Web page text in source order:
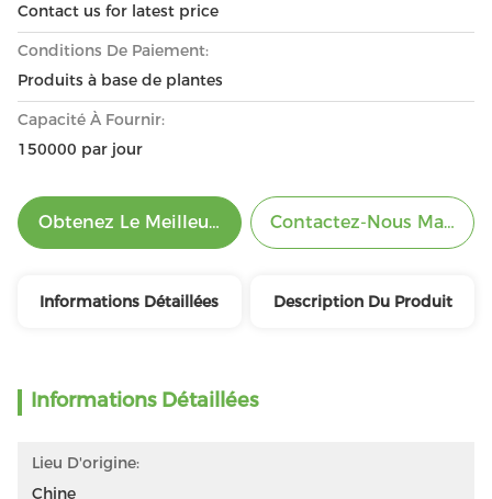
Contact us for latest price
Conditions De Paiement:
Produits à base de plantes
Capacité À Fournir:
150000 par jour
Obtenez Le Meilleur Prix Contactez-Nous
Informations Détaillées Description Du Produit
Informations Détaillées
Lieu D'origine:
Chine